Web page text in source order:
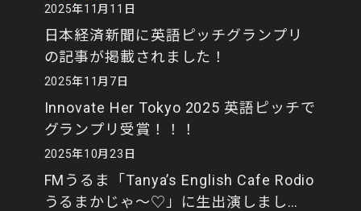
2025年11月11日
日本経済新聞に英語ピッチグランプリ
の記事が掲載されました！
2025年11月7日
Innovate Her Tokyo 2025 英語ピッチで
グランプリ受賞！！！
2025年10月23日
FMうるま「Tanya’s English Cafe Rodio
うるまかじゃ～♡」に生出演しまし